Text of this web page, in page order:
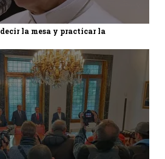
la mesa y practicar la